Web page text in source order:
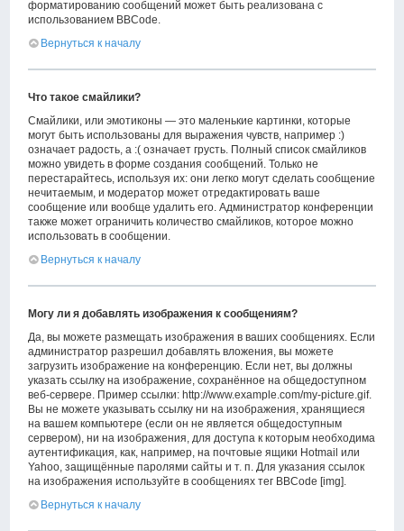
форматированию сообщений может быть реализована с
использованием BBCode.
Вернуться к началу
Что такое смайлики?
Смайлики, или эмотиконы — это маленькие картинки, которые
могут быть использованы для выражения чувств, например :)
означает радость, а :( означает грусть. Полный список смайликов
можно увидеть в форме создания сообщений. Только не
перестарайтесь, используя их: они легко могут сделать сообщение
нечитаемым, и модератор может отредактировать ваше
сообщение или вообще удалить его. Администратор конференции
также может ограничить количество смайликов, которое можно
использовать в сообщении.
Вернуться к началу
Могу ли я добавлять изображения к сообщениям?
Да, вы можете размещать изображения в ваших сообщениях. Если
администратор разрешил добавлять вложения, вы можете
загрузить изображение на конференцию. Если нет, вы должны
указать ссылку на изображение, сохранённое на общедоступном
веб-сервере. Пример ссылки: http://www.example.com/my-picture.gif.
Вы не можете указывать ссылку ни на изображения, хранящиеся
на вашем компьютере (если он не является общедоступным
сервером), ни на изображения, для доступа к которым необходима
аутентификация, как, например, на почтовые ящики Hotmail или
Yahoo, защищённые паролями сайты и т. п. Для указания ссылок
на изображения используйте в сообщениях тег BBCode [img].
Вернуться к началу